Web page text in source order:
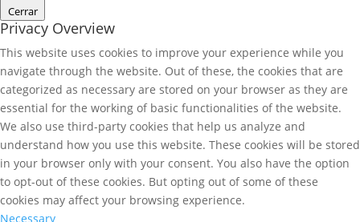
Cerrar
Privacy Overview
This website uses cookies to improve your experience while you
navigate through the website. Out of these, the cookies that are
categorized as necessary are stored on your browser as they are
essential for the working of basic functionalities of the website.
We also use third-party cookies that help us analyze and
understand how you use this website. These cookies will be stored
in your browser only with your consent. You also have the option
to opt-out of these cookies. But opting out of some of these
cookies may affect your browsing experience.
Necessary